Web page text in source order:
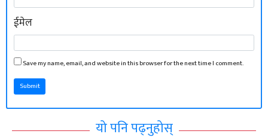
ईमेल
Save my name, email, and website in this browser for the next time I comment.
Submit
यो पनि पढ्नुहोस्